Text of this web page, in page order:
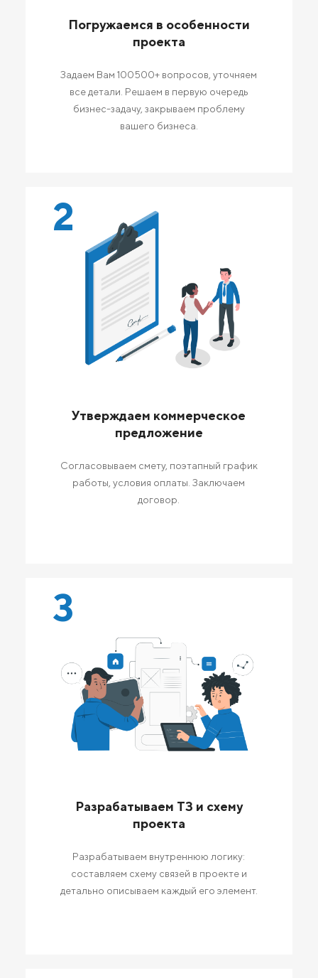
Погружаемся в особенности
проекта
Задаем Вам 100500+ вопросов, уточняем
все детали. Решаем в первую очередь
бизнес-задачу, закрываем проблему
вашего бизнеса.
2
Утверждаем коммерческое
предложение
Согласовываем смету, поэтапный график
работы, условия оплаты. Заключаем
договор.
3
Разрабатываем ТЗ и схему
проекта
Разрабатываем внутреннюю логику:
составляем схему связей в проекте и
детально описываем каждый его элемент.